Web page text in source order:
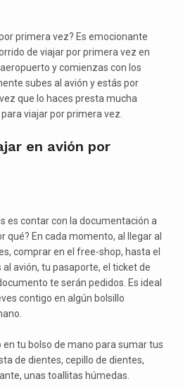
primera vez? Es emocionante
de viajar por primera vez en
y comienzas con los
subes al avión y estás por
que lo haces presta mucha
viajar por primera vez.
en avión por
es contar con la documentación a
qué? En cada momento, al llegar al
comprar en el free-shop, hasta el
avión, tu pasaporte, el ticket de
te serán pedidos. Es ideal
contigo en algún bolsillo
en tu bolso de mano para sumar tus
de dientes, cepillo de dientes,
unas toallitas húmedas.